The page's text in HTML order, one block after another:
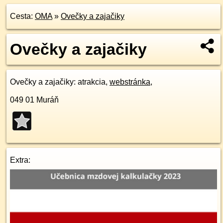
Cesta: OMA» Ovečky a zajačiky
Ovečky a zajačiky
Ovečky a zajačiky: atrakcia, webstránka,
049 01 Muráň
Extra: